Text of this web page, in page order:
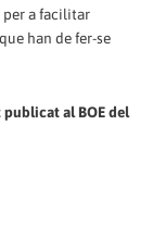
per a facilitar
han de fer-se
al BOE del